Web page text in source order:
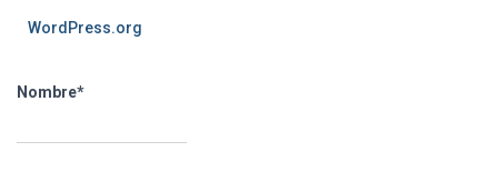
WordPress.org
Nombre*